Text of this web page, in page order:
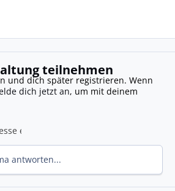
teilnehmen
und dich später registrieren. Wenn
dich jetzt an, um mit deinem
antworten...